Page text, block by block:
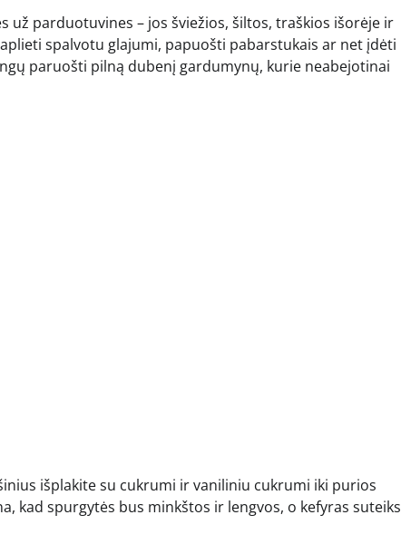
parduotuvines – jos šviežios, šiltos, traškios išorėje ir
spalvotu glajumi, papuošti pabarstukais ar net įdėti
paruošti pilną dubenį gardumynų, kurie neabejotinai
išplakite su cukrumi ir vaniliniu cukrumi iki purios
kad spurgytės bus minkštos ir lengvos, o kefyras suteiks